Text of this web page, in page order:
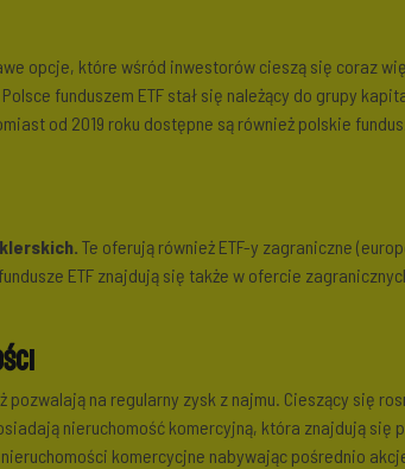
opcje, które wśród inwestorów cieszą się coraz
funduszem ETF stał się należący do grupy
od 2019 roku dostępne są również polskie
Te oferują również ETF-y zagraniczne
ETF znajdują się także w ofercie
na regularny zysk z najmu. Cieszący się
nieruchomość komercyjną, która znajdują
komercycjne nabywając pośrednio